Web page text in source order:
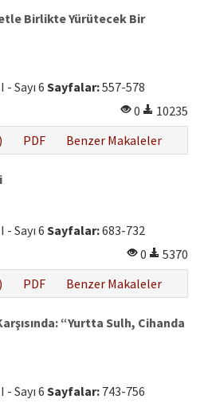
Birlikte Yürütecek Bir
Sayı 6 Sayfalar:557-578
0
10235
PDF Benzer Makaleler
Sayı 6 Sayfalar:683-732
0
5370
PDF Benzer Makaleler
“Yurtta Sulh, Cihanda
Sayı 6 Sayfalar: 743-756